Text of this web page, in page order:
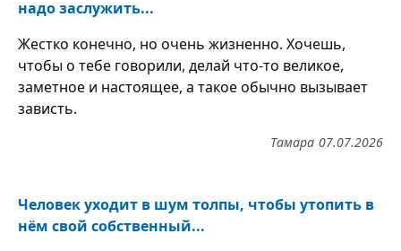
надо заслужить...
Жестко конечно, но очень жизненно. Хочешь,
чтобы о тебе говорили, делай что-то великое,
заметное и настоящее, а такое обычно вызывает
зависть.
07.07.2026
Тамара
Человек уходит в шум толпы, чтобы утопить в
нём свой собственный...